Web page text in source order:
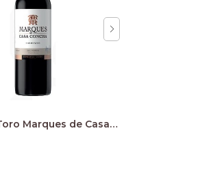
Concha y Toro Marques de Casa Concha Carmenere Cachapoal Valley